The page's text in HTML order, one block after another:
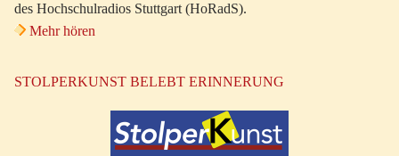
des Hochschulradios Stuttgart (HoRadS).
Mehr hören
STOLPERKUNST BELEBT ERINNERUNG